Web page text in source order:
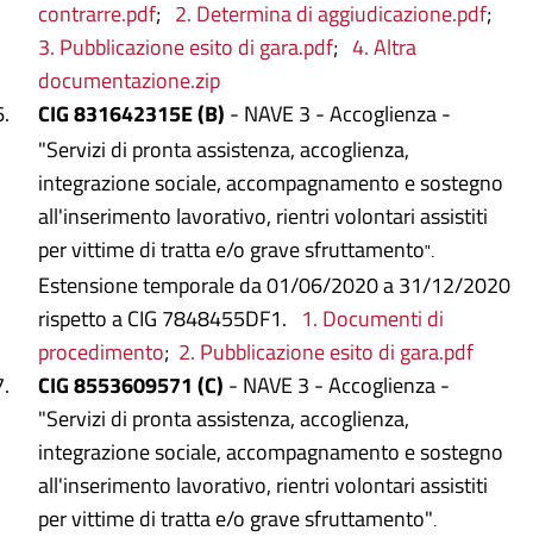
contrarre.pdf; 2. Determina di aggiudicazione.pdf;
3. Pubblicazione esito di gara.pdf; 4. Altra
documentazione.zip
CIG 831642315E(B) - NAVE 3 - Accoglienza -
"Servizi di pronta assistenza, accoglienza,
integrazione sociale, accompagnamento e sostegno
all'inserimento lavorativo, rientri volontari assistiti
per vittime di tratta e/o grave sfruttamento".
Estensione temporale da 01/06/2020 a 31/12/2020
rispetto a CIG 7848455DF1. 1. Documenti di
procedimento; 2. Pubblicazione esito di gara.pdf
CIG 8553609571 (C) - NAVE 3 - Accoglienza -
"Servizi di pronta assistenza, accoglienza,
integrazione sociale, accompagnamento e sostegno
all'inserimento lavorativo, rientri volontari assistiti
per vittime di tratta e/o grave sfruttamento".